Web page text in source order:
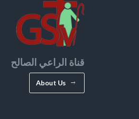
قناة الراعي الصالح
About Us